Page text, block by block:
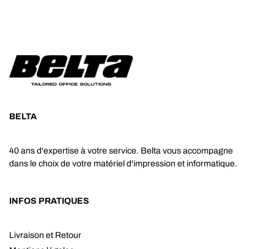
BELTA
40 ans d'expertise à votre service. Belta vous accompagne
dans le choix de votre matériel d'impression et informatique.
INFOS PRATIQUES
Livraison et Retour